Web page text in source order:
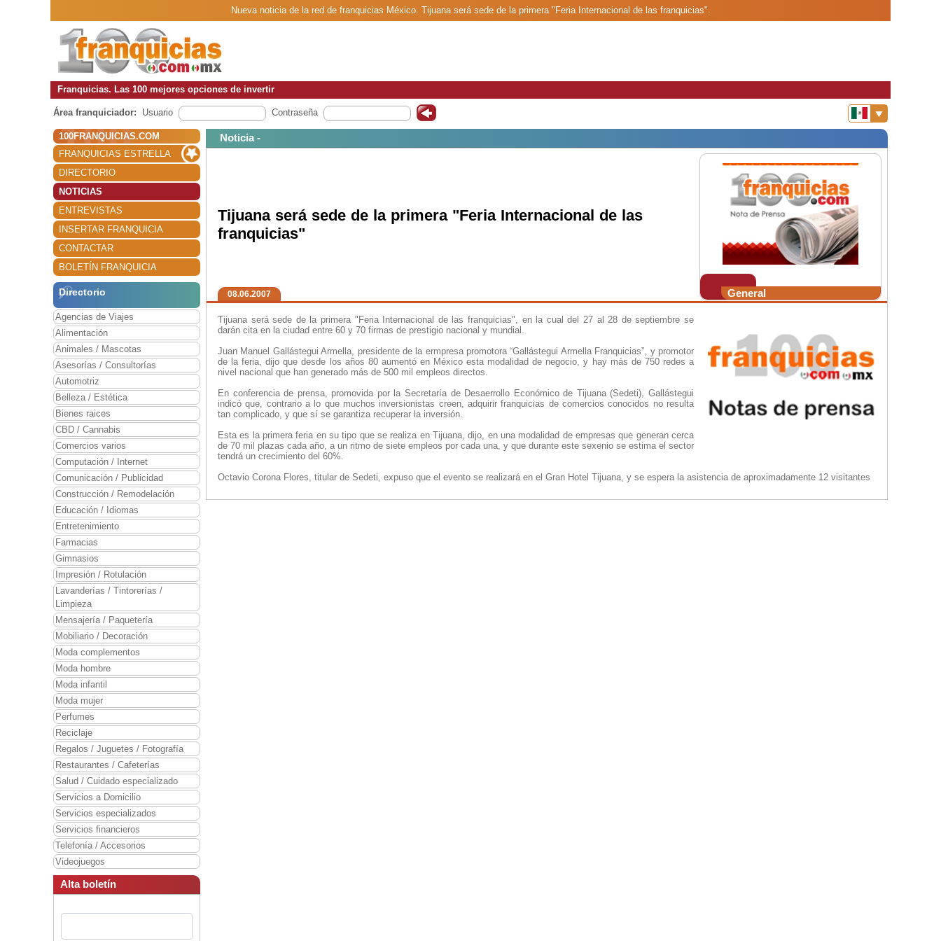
Nueva noticia de la red de franquicias México. Tijuana será sede de la primera "Feria Internacional de las franquicias".
Franquicias. Las 100 mejores opciones de invertir
Área franquiciador: Usuario Contraseña
100FRANQUICIAS.COM
FRANQUICIAS ESTRELLA
DIRECTORIO
NOTICIAS
ENTREVISTAS
INSERTAR FRANQUICIA
CONTACTAR
BOLETÍN FRANQUICIA
Directorio
Agencias de Viajes
Alimentación
Animales / Mascotas
Asesorías / Consultorías
Automotriz
Belleza / Estética
Bienes raices
CBD / Cannabis
Comercios varios
Computación / Internet
Comunicación / Publicidad
Construcción / Remodelación
Educación / Idiomas
Entretenimiento
Farmacias
Gimnasios
Impresión / Rotulación
Lavanderías / Tintorerías /
Limpieza
Mensajería / Paquetería
Mobiliario / Decoración
Moda complementos
Moda hombre
Moda infantil
Moda mujer
Perfumes
Reciclaje
Regalos / Juguetes / Fotografía
Restaurantes / Cafeterías
Salud / Cuidado especializado
Servicios a Domicilio
Servicios especializados
Servicios financieros
Telefonía / Accesorios
Videojuegos
Alta boletín
Noticia -
General
Tijuana será sede de la primera "Feria Internacional de las
franquicias"
08.06.2007
Tijuana será sede de la primera "Feria Internacional de las franquicias", en la cual del 27 al 28 de septiembre se
darán cita en la ciudad entre 60 y 70 firmas de prestigio nacional y mundial.
Juan Manuel Gallástegui Armella, presidente de la ermpresa promotora “Gallástegui Armella Franquicias”, y promotor
de la feria, dijo que desde los años 80 aumentó en México esta modalidad de negocio, y hay más de 750 redes a
nivel nacional que han generado más de 500 mil empleos directos.
En conferencia de prensa, promovida por la Secretaría de Desaerrollo Económico de Tijuana (Sedeti), Gallástegui
indicó que, contrario a lo que muchos inversionistas creen, adquirir franquicias de comercios conocidos no resulta
tan complicado, y que sí se garantiza recuperar la inversión.
Esta es la primera feria en su tipo que se realiza en Tijuana, dijo, en una modalidad de empresas que generan cerca
de 70 mil plazas cada año, a un ritmo de siete empleos por cada una, y que durante este sexenio se estima el sector
tendrá un crecimiento del 60%.
Octavio Corona Flores, titular de Sedeti, expuso que el evento se realizará en el Gran Hotel Tijuana, y se espera la asistencia de aproximadamente 12 visitantes